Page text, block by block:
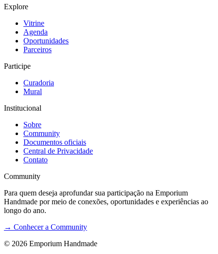
Explore
Vitrine
Agenda
Oportunidades
Parceiros
Participe
Curadoria
Mural
Institucional
Sobre
Community
Documentos oficiais
Central de Privacidade
Contato
Community
Para quem deseja aprofundar sua participação na Emporium
Handmade por meio de conexões, oportunidades e experiências ao
longo do ano.
→ Conhecer a Community
© 2026 Emporium Handmade